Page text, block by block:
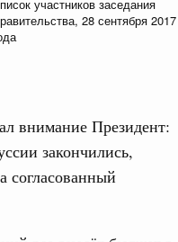
участников заседания
28 сентября 2017
внимание Президент:
закончились,
согласованный